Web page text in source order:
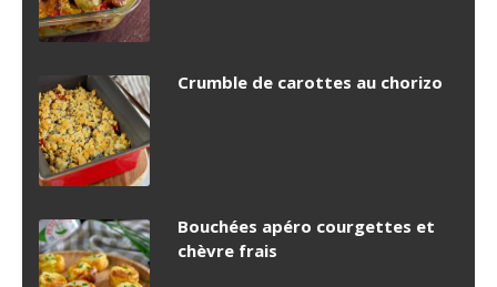
Crumble de carottes au chorizo
Bouchées apéro courgettes et
chèvre frais